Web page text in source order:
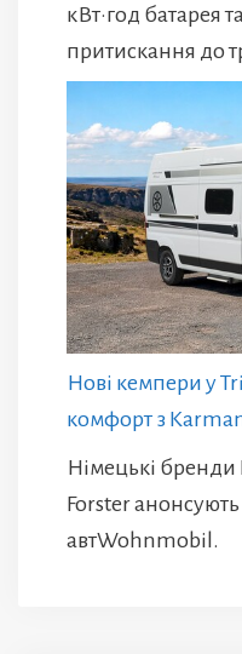
кВт·год батарея
притискання до
Нові кемпери у
комфорт з
Німецькі
Forster анонсують
автWohnmobil.